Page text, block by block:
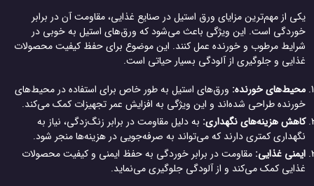
یکی از مهم‌ترین مزایای ورق استیل در صنایع غذایی، مقاومت آن در برابر
خوردگی است. این ویژگی باعث می‌شود که ورق‌های استیل به خوبی در
شرایط مرطوب و خورنده عمل کنند. این موضوع برای حفظ کیفیت محصولات
غذایی و جلوگیری از آلودگی بسیار حیاتی است.
محیط‌های خورنده: ورق‌های استیل به طور خاص برای استفاده در محیط‌های
خورنده طراحی شده‌اند و این ویژگی به افزایش عمر تجهیزات کمک می‌کند.
کاهش هزینه‌های نگهداری: به دلیل مقاومت در برابر زنگ‌زدگی، نیاز به
نگهداری کمتری دارند که می‌تواند به صرفه‌جویی در هزینه‌ها منجر شود.
ایمنی غذایی: مقاومت در برابر خوردگی به حفظ ایمنی و کیفیت محصولات
غذایی کمک می‌کند و از آلودگی جلوگیری می‌نماید.